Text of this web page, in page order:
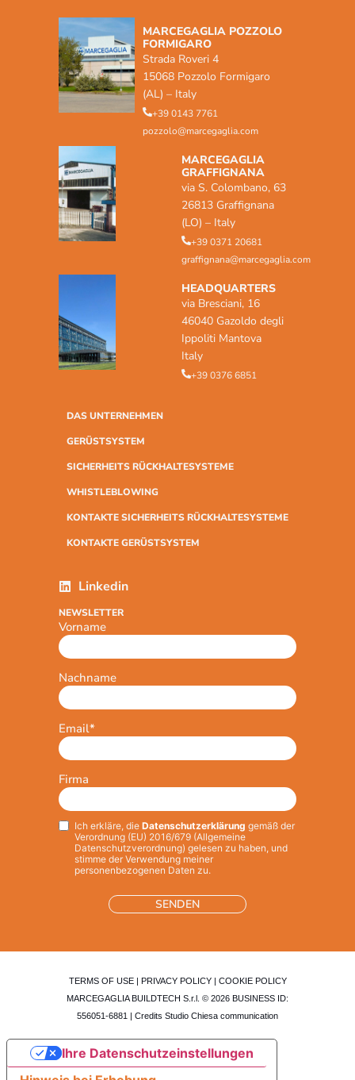
MARCEGAGLIA POZZOLO
FORMIGARO
Strada Roveri 4
15068 Pozzolo Formigaro
(AL) – Italy
+39 0143 7761
pozzolo@marcegaglia.com
MARCEGAGLIA
GRAFFIGNANA
via S. Colombano, 63
26813 Graffignana
(LO) – Italy
+39 0371 20681
graffignana@marcegaglia.com
HEADQUARTERS
via Bresciani, 16
46040 Gazoldo degli
Ippoliti Mantova
Italy
+39 0376 6851
DAS UNTERNEHMEN
GERÜSTSYSTEM
SICHERHEITS RÜCKHALTESYSTEME
WHISTLEBLOWING
KONTAKTE SICHERHEITS RÜCKHALTESYSTEME
KONTAKTE GERÜSTSYSTEM
Linkedin
NEWSLETTER
Vorname
Nachname
Email*
Firma
Privacy*
Ich erkläre, die Datenschutzerklärung gemäß der
Verordnung (EU) 2016/679 (Allgemeine
Datenschutzverordnung) gelesen zu haben, und
stimme der Verwendung meiner
personenbezogenen Daten zu.
TERMS OF USE| PRIVACY POLICY| COOKIE POLICY
MARCEGAGLIA BUILDTECH S.r.l. © 2026 BUSINESS ID:
556051-6881 | Credits Studio Chiesa communication
Ihre Datenschutzeinstellungen